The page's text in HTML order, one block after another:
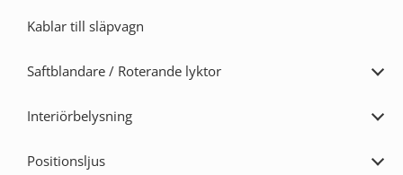
Kablar till släpvagn
Saftblandare / Roterande lyktor
Interiörbelysning
Positionsljus